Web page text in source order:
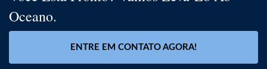
Oceano.
ENTRE EM CONTATO AGORA!